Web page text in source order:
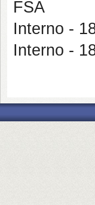
FSA
Interno -
Interno -